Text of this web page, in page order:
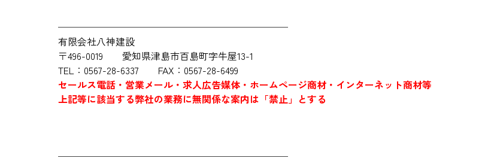
────────────────────────
有限会社八神建設
〒496-0019 愛知県津島市百島町字牛屋13-1
TEL：0567-28-6337 FAX：0567-28-6499
セールス電話・営業メール・求人広告媒体・ホームページ商材・インターネット商材等
上記等に該当する弊社の業務に無関係な案内は「禁止」とする
────────────────────────